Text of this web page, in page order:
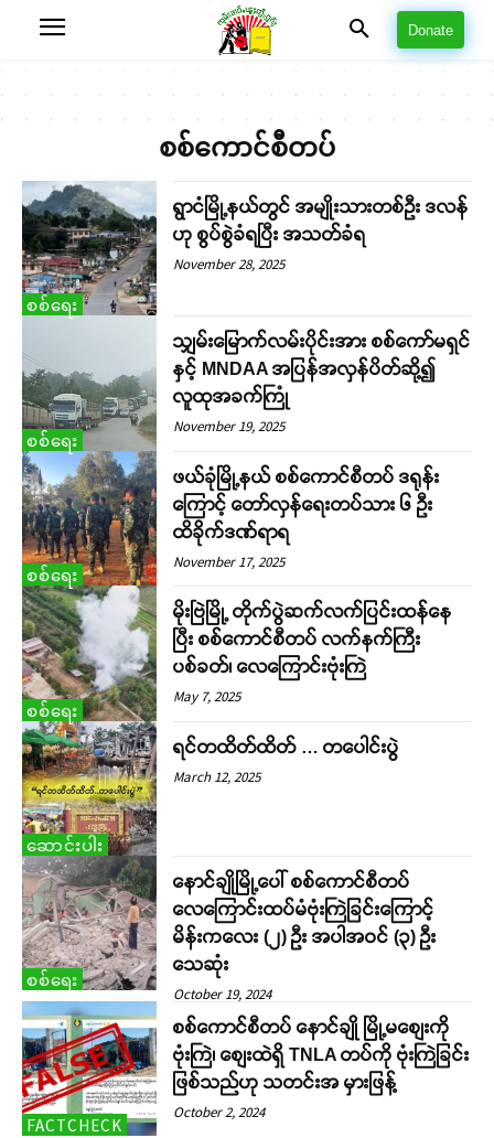
Donate
စစ်ကောင်စီတပ်
စစ်ရေး
ရွာငံမြို့နယ်တွင် အမျိုးသားတစ်ဉီး ဒလန်
ဟု စွပ်စွဲခံရပြီး အသတ်ခံရ
November 28, 2025
စစ်ရေး
သျှမ်းမြောက်လမ်းပိုင်းအား စစ်ကော်မရှင်
နှင့် MNDAA အပြန်အလှန်ပိတ်ဆို့၍
လူထုအခက်ကြုံ
November 19, 2025
စစ်ရေး
ဖယ်ခုံမြို့နယ် စစ်ကောင်စီတပ် ဒရုန်း
ကြောင့် တော်လှန်ရေးတပ်သား ၆ ဦး
ထိခိုက်ဒဏ်ရာရ
November 17, 2025
စစ်ရေး
မိုးဗြဲမြို့ တိုက်ပွဲဆက်လက်ပြင်းထန်နေ
ပြီး စစ်ကောင်စီတပ် လက်နက်ကြီး
ပစ်ခတ်၊ လေကြောင်းဗုံးကြဲ
May 7, 2025
ဆောင်းပါး
ရင်တထိတ်ထိတ် … တပေါင်းပွဲ
March 12, 2025
စစ်ရေး
နောင်ချိုမြို့ပေါ် စစ်ကောင်စီတပ်
လေကြောင်းထပ်မံဗုံးကြဲခြင်းကြောင့်
မိန်းကလေး (၂) ဦး အပါအဝင် (၃) ဦး
သေဆုံး
October 19, 2024
FACTCHECK
စစ်ကောင်စီတပ် နောင်ချို မြို့မစျေးကို
ဗုံးကြဲ၊ စျေးထဲရှိ TNLA တပ်ကို ဗုံးကြဲခြင်း
ဖြစ်သည်ဟု သတင်းအ မှားဖြန့်
October 2, 2024